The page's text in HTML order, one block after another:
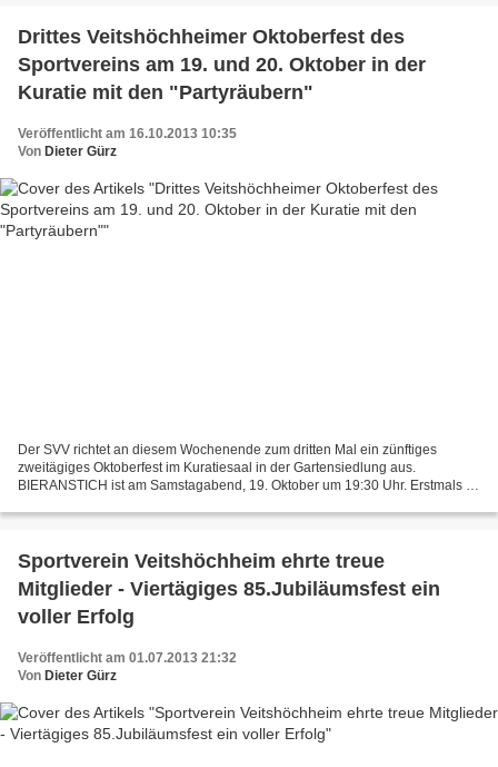
Drittes Veitshöchheimer Oktoberfest des
Sportvereins am 19. und 20. Oktober in der
Kuratie mit den "Partyräubern"
Veröffentlicht am 16.10.2013 10:35
Von Dieter Gürz
Der SVV richtet an diesem Wochenende zum dritten Mal ein zünftiges
zweitägiges Oktoberfest im Kuratiesaal in der Gartensiedlung aus.
BIERANSTICH ist am Samstagabend, 19. Oktober um 19:30 Uhr. Erstmals in
Sportverein Veitshöchheim ehrte treue
Mitglieder - Viertägiges 85.Jubiläumsfest ein
voller Erfolg
Veröffentlicht am 01.07.2013 21:32
Von Dieter Gürz